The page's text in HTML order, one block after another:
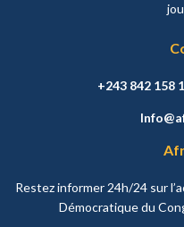
+243 842 158
Restez informer 24h/24 sur
Démocratique du